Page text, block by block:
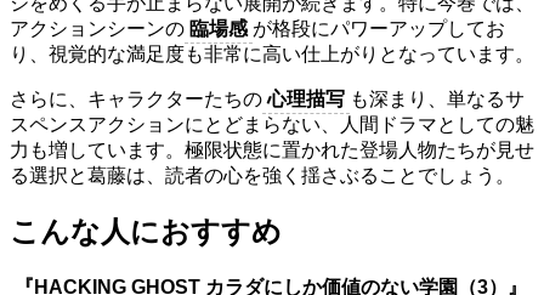
アクションシーンの 臨場感 が格段にパワーアップしてお
り、視覚的な満足度も非常に高い仕上がりとなっています。
さらに、キャラクターたちの 心理描写 も深まり、単なるサ
スペンスアクションにとどまらない、人間ドラマとしての魅
力も増しています。極限状態に置かれた登場人物たちが見せ
る選択と葛藤は、読者の心を強く揺さぶることでしょう。
こんな人におすすめ
『HACKING GHOST カラダにしか価値のない学園（3）』